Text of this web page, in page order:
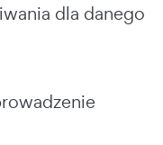
dla danego